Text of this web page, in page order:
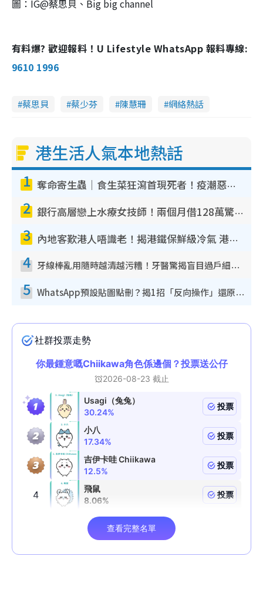
圖：IG@蔡思貝、Big big channel
有料爆? 歡迎報料！U Lifestyle WhatsApp 報料專線:
9610 1996
蔡思貝 蔡少芬 陳慧珊 網絡熱話
港生活人氣本地熱話
1 奪命寄生蟲｜食生菜狂瀉首現死者！疫潮惡化錄1.8萬宗病例 揭洗菜3大謬誤
2 銀行高層戀上水療女技師！兩個月借128萬驚覺「沉船」沉落火海 揭背後疑似邪教操控賣淫
3 內地客歎港人唔識老！揭港鐵保鮮級冷氣 港人求放過：咪投訴
4 牙線棒亂用隨時越清越污糟！牙醫驚揭盲目過戶細菌恐致蛀牙：呢種先係日常真保養
5 WhatsApp預設貼圖點刪？揭1招「反向操作」還原簡潔介面 附3步實測教學